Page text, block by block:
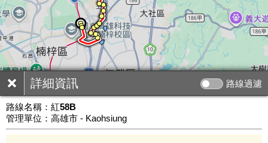
詳細資訊 路線過濾
路線名稱： 紅58B
管理單位：高雄市 - Kaohsiung